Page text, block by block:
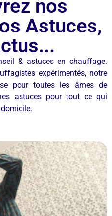
nos
Astuces,
& astuces en chauffage.
expérimentés, notre
pour toutes les âmes de
astuces pour tout ce qui